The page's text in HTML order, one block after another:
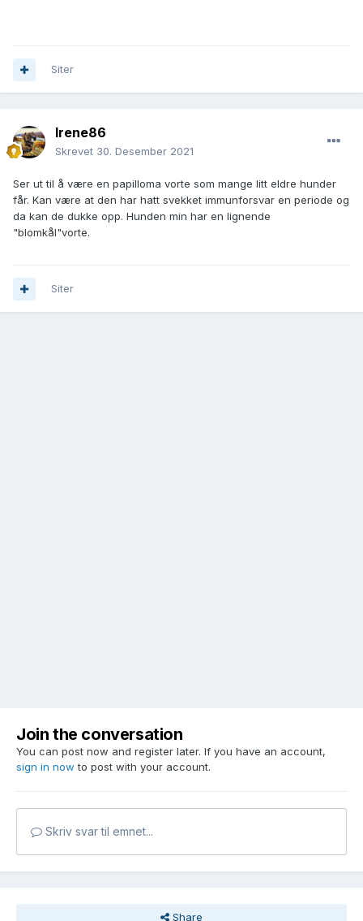
Siter
Irene86
Skrevet 30. Desember 2021
Ser ut til å være en papilloma vorte som mange litt eldre hunder
får. Kan være at den har hatt svekket immunforsvar en periode og
da kan de dukke opp. Hunden min har en lignende
"blomkål"vorte.
Siter
Join the conversation
You can post now and register later. If you have an account,
sign in now to post with your account.
Skriv svar til emnet...
Share